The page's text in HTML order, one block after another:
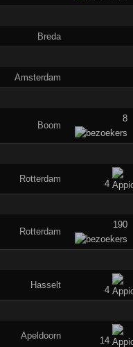
Breda
Amsterdam
Boom
8
Rotterdam 4
Rotterdam
190
Hasselt 4
Apeldoorn 14